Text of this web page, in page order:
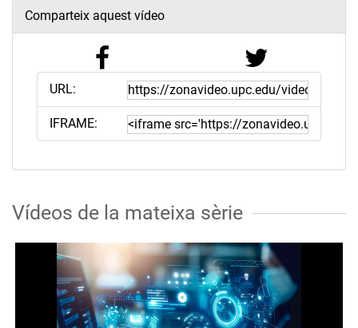
Comparteix aquest vídeo
URL:
IFRAME:
Vídeos de la mateixa sèrie